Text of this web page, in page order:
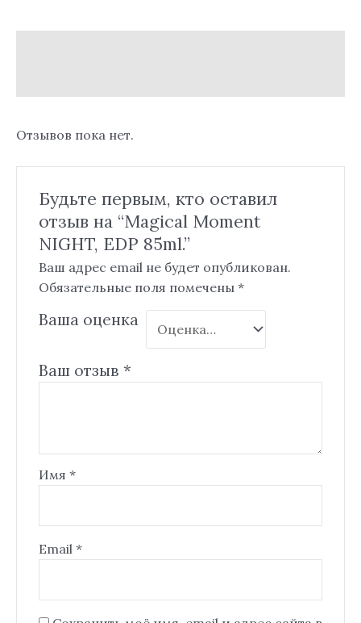
Отзывов пока нет.
Будьте первым, кто оставил
отзыв на “Magical Moment
NIGHT, EDP 85ml.”
Ваш адрес email не будет опубликован.
Обязательные поля помечены *
Ваша оценка
Ваш отзыв *
Имя *
Email *